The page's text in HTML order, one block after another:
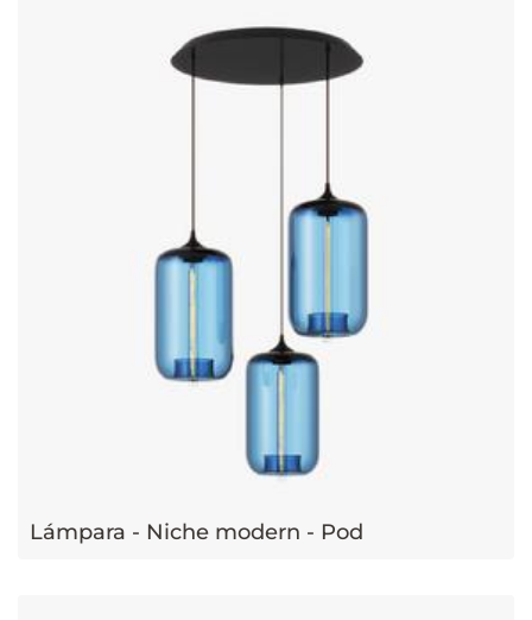
Lámpara - Niche modern - Pod